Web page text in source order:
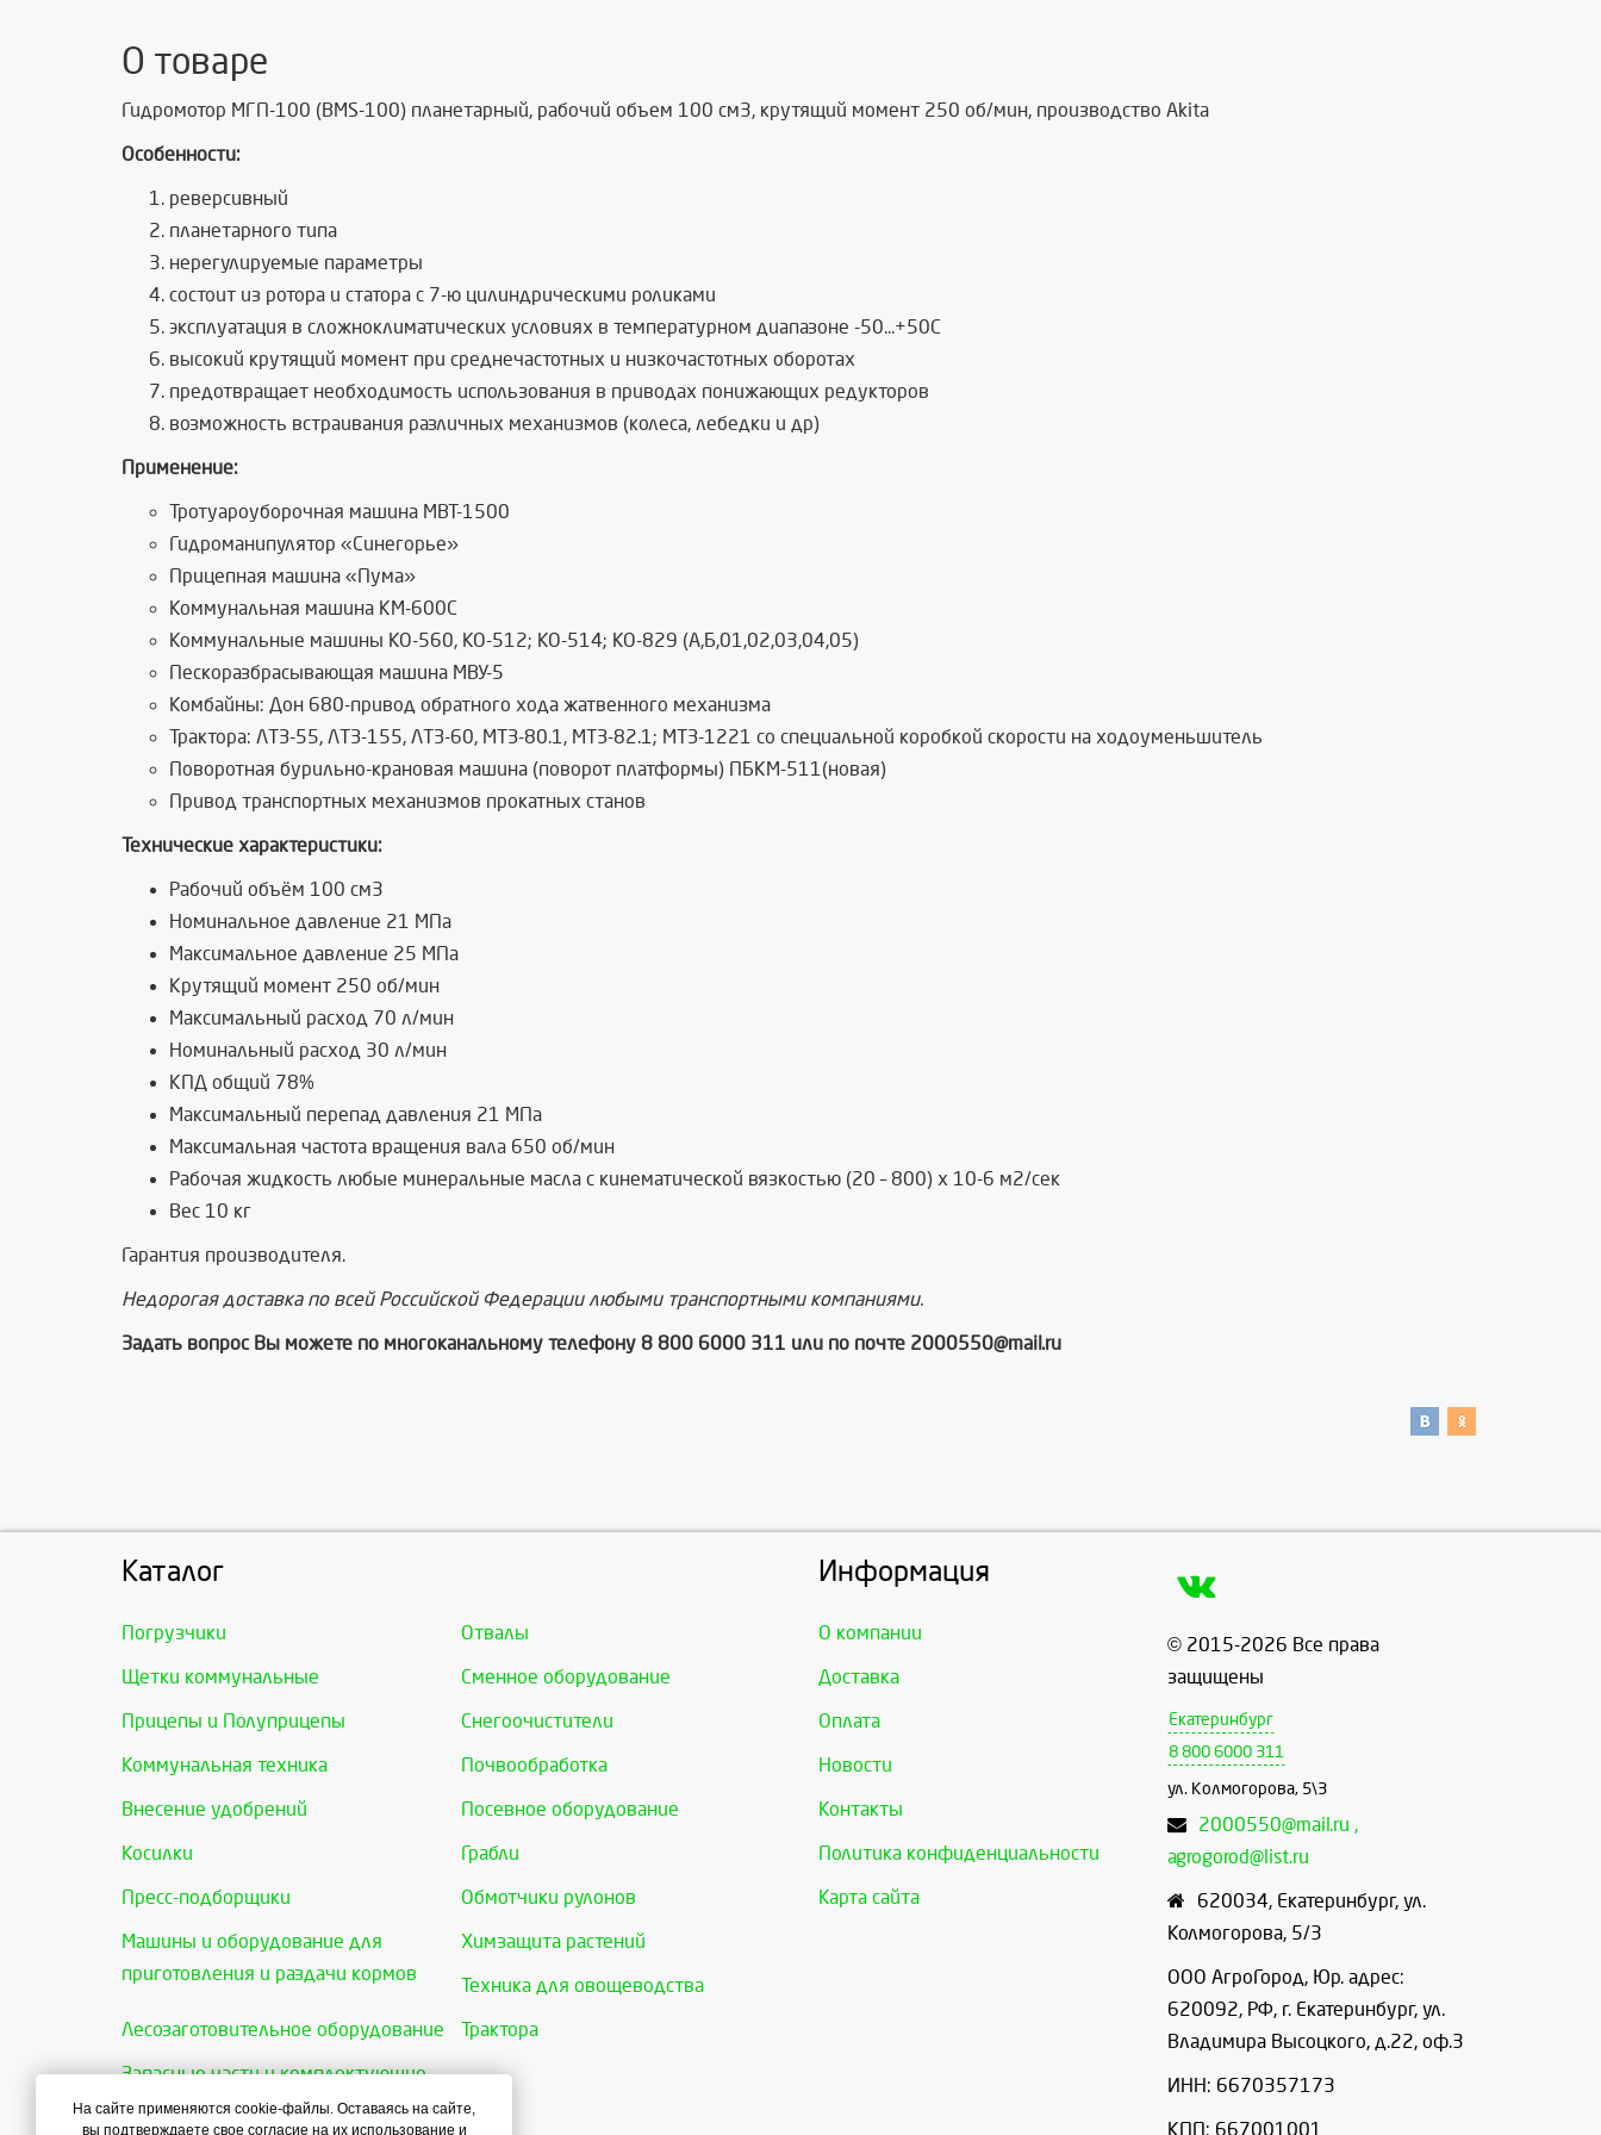
О товаре
Гидромотор МГП-100 (BMS-100) планетарный, рабочий объем 100 см3, крутящий момент 250 об/мин, производство Akita
Особенности:
реверсивный
планетарного типа
нерегулируемые параметры
состоит из ротора и статора с 7-ю цилиндрическими роликами
эксплуатация в сложноклиматических условиях в температурном диапазоне -50...+50С
высокий крутящий момент при среднечастотных и низкочастотных оборотах
предотвращает необходимость использования в приводах понижающих редукторов
возможность встраивания различных механизмов (колеса, лебедки и др)
Применение:
Тротуароуборочная машина МВТ-1500
Гидроманипулятор «Синегорье»
Прицепная машина «Пума»
Коммунальная машина КМ-600С
Коммунальные машины КО-560, КО-512; КО-514; КО-829 (А,Б,01,02,03,04,05)
Пескоразбрасывающая машина МВУ-5
Комбайны: Дон 680-привод обратного хода жатвенного механизма
Трактора: ЛТЗ-55, ЛТЗ-155, ЛТЗ-60, МТЗ-80.1, МТЗ-82.1; МТЗ-1221 со специальной коробкой скорости на ходоуменьшитель
Поворотная бурильно-крановая машина (поворот платформы) ПБКМ-511(новая)
Привод транспортных механизмов прокатных станов
Технические характеристики:
Рабочий объём 100 см3
Номинальное давление 21 МПа
Максимальное давление 25 МПа
Крутящий момент 250 об/мин
Максимальный расход 70 л/мин
Номинальный расход 30 л/мин
КПД общий 78%
Максимальный перепад давления 21 МПа
Максимальная частота вращения вала 650 об/мин
Рабочая жидкость любые минеральные масла с кинематической вязкостью (20 – 800) х 10-6 м2/сек
Вес 10 кг
Гарантия производителя.
Недорогая доставка по всей Российской Федерации любыми транспортными компаниями.
Задать вопрос Вы можете по многоканальному телефону 8 800 6000 311 или по почте 2000550@mail.ru
Каталог
Погрузчики Отвалы
Щетки коммунальные Сменное оборудование
Прицепы и Полуприцепы Снегоочистители
Коммунальная техника Почвообработка
Внесение удобрений Посевное оборудование
Косилки Грабли
Пресс-подборщики Обмотчики рулонов
Машины и оборудование для
приготовления и раздачи кормов
Химзащита растений
Техника для овощеводства
Лесозаготовительное оборудование Трактора
Запасные части и комплектующие
Информация
О компании
Доставка
Оплата
Новости
Контакты
Политика конфиденциальности
Карта сайта
© 2015-2026 Все права
защищены
Екатеринбург
8 800 6000 311
ул. Колмогорова, 5\3
2000550@mail.ru ,
agrogorod@list.ru
620034, Екатеринбург, ул.
Колмогорова, 5/3
ООО АгроГород, Юр. адрес:
620092, РФ, г. Екатеринбург, ул.
Владимира Высоцкого, д.22, оф.3
ИНН: 6670357173
КПП: 667001001
На сайте применяются cookie-файлы. Оставаясь на сайте,
вы подтверждаете свое согласие на их использование и